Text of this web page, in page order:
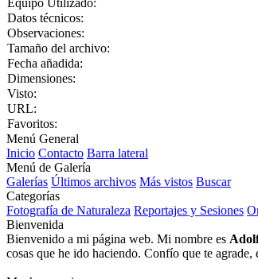
Datos técnicos:
Observaciones:
Tamaño del archivo:
Fecha añadida:
Dimensiones:
Visto:
URL:
Favoritos:
Menú General
Inicio Contacto Barra lateral
Menú de Galería
Galerías Últimos archivos Más vistos Buscar
Categorías
Fotografía de Naturaleza Reportajes y Sesiones
Bienvenida
Bienvenido a mi página web. Mi nombre es
cosas que he ido haciendo. Confío que te